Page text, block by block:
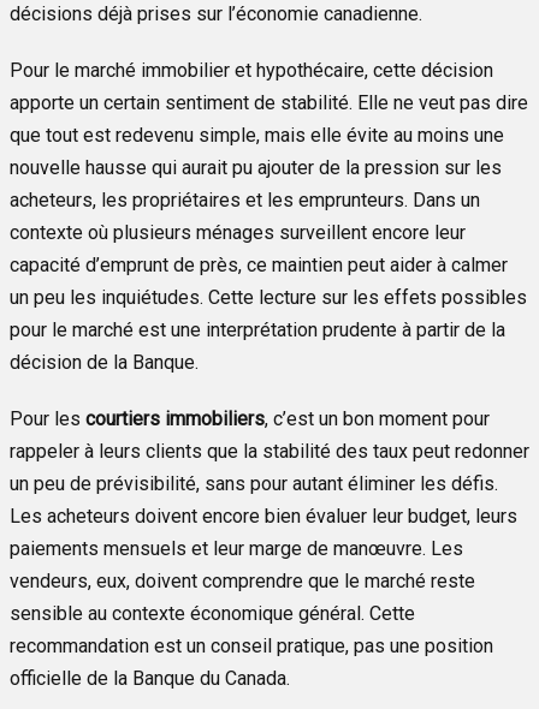
décisions déjà prises sur l’économie canadienne.
Pour le marché immobilier et hypothécaire, cette décision
apporte un certain sentiment de stabilité. Elle ne veut pas dire
que tout est redevenu simple, mais elle évite au moins une
nouvelle hausse qui aurait pu ajouter de la pression sur les
acheteurs, les propriétaires et les emprunteurs. Dans un
contexte où plusieurs ménages surveillent encore leur
capacité d’emprunt de près, ce maintien peut aider à calmer
un peu les inquiétudes. Cette lecture sur les effets possibles
pour le marché est une interprétation prudente à partir de la
décision de la Banque.
Pour les courtiers immobiliers, c’est un bon moment pour
rappeler à leurs clients que la stabilité des taux peut redonner
un peu de prévisibilité, sans pour autant éliminer les défis.
Les acheteurs doivent encore bien évaluer leur budget, leurs
paiements mensuels et leur marge de manœuvre. Les
vendeurs, eux, doivent comprendre que le marché reste
sensible au contexte économique général. Cette
recommandation est un conseil pratique, pas une position
officielle de la Banque du Canada.